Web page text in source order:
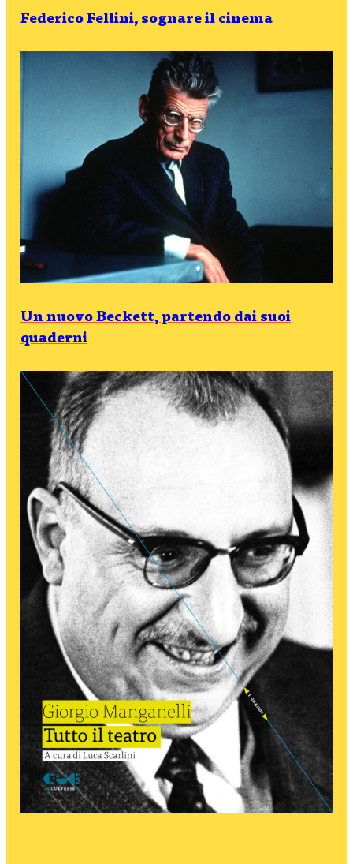
Federico Fellini, sognare il cinema
Un nuovo Beckett, partendo dai suoi
quaderni